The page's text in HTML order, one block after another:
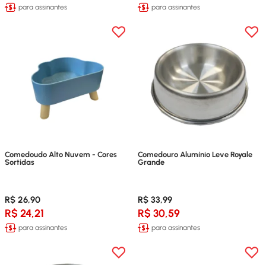
para assinantes para assinantes
Comedoudo Alto Nuvem - Cores
Sortidas
R$ 26,90
R$ 24,21
para assinantes
Comedouro Alumínio Leve Royale
Grande
R$ 33,99
R$ 30,59
para assinantes